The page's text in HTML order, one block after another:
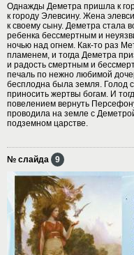
Однажды Деметра пришла к
к городу Элевсину. Жена
к своему сыну. Деметра стала
ребенка бессмертным и
ночью над огнем. Как-то раз
пламенем, и тогда Деметра
и радость смертным и
печаль по нежно любимой
бесплодна была земля. Голод
приносить жертвы богам. И
повелением вернуть
проводила на земле с
подземном царстве.
№ слайда 9